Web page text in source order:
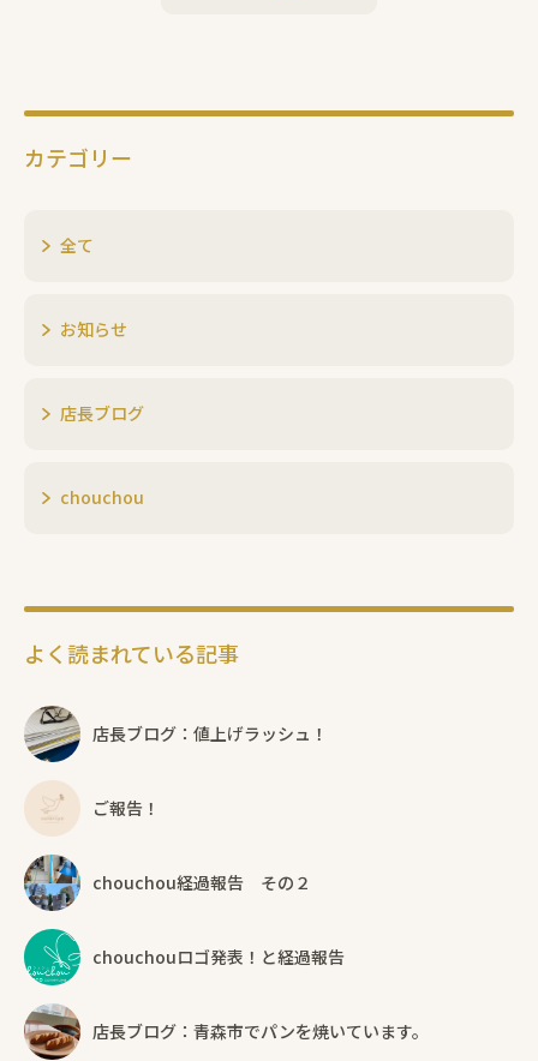
カテゴリー
全て
お知らせ
店長ブログ
chouchou
よく読まれている記事
店長ブログ：値上げラッシュ！
ご報告！
chouchou経過報告 その２
chouchouロゴ発表！と経過報告
店長ブログ：青森市でパンを焼いています。